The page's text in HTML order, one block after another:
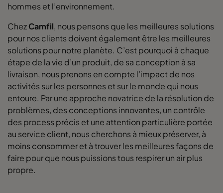
hommes et l’environnement.
ChezCamfil, nous pensons que les meilleures solutions
pour nos clients doivent également être les meilleures
solutions pour notre planète. C’est pourquoi à chaque
étape de la vie d’un produit, de sa conception à sa
livraison, nous prenons en compte l’impact de nos
activités sur les personnes et sur le monde qui nous
entoure. Par une approche novatrice de la résolution de
problèmes, des conceptions innovantes, un contrôle
des process précis et une attention particulière portée
au service client, nous cherchons à mieux préserver, à
moins consommer et à trouver les meilleures façons de
faire pour que nous puissions tous respirer un air plus
propre.